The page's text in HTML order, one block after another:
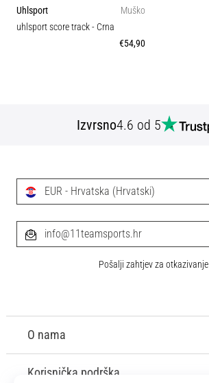
Uhlsport
Muško
uhlsport score track- Crna
€54,90
Izvrsno4.6 od 5
O nama
Korisnička podrška
EUR - Hrvatska (Hrvatski)
info@11teamsports.hr
Pošalji zahtjev za otkazivanje